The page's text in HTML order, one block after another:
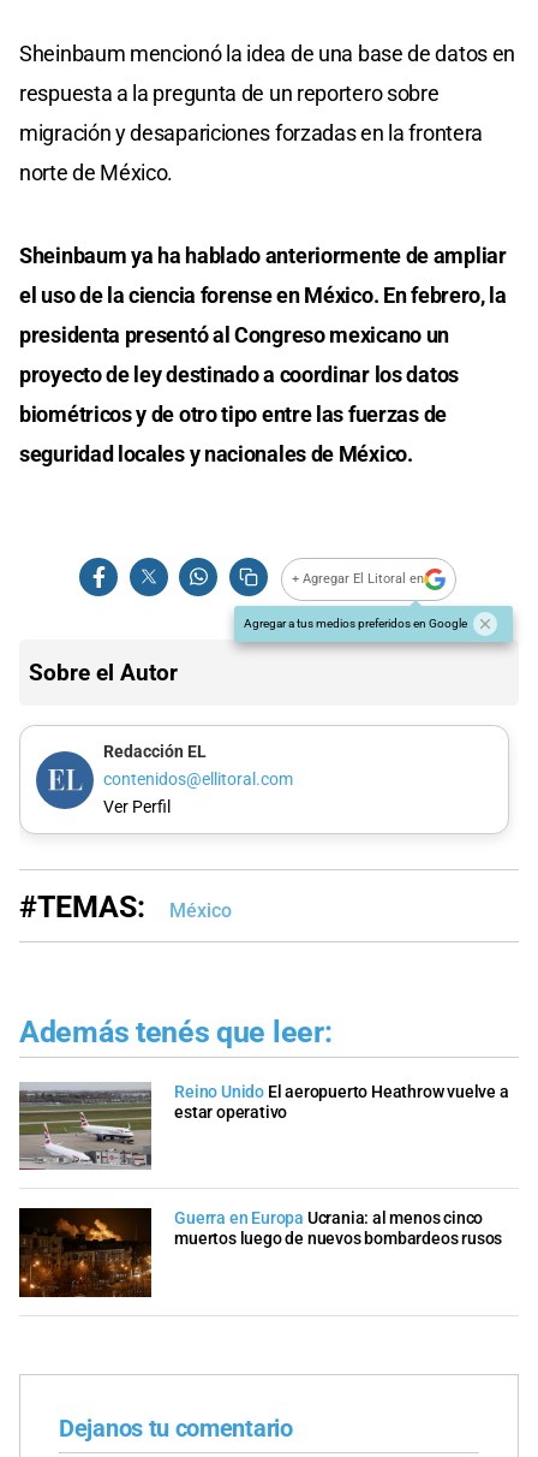
Sheinbaum mencionó la idea de una base de datos en
respuesta a la pregunta de un reportero sobre
migración y desapariciones forzadas en la frontera
norte de México.
Sheinbaum ya ha hablado anteriormente de ampliar
el uso de la ciencia forense en México. En febrero, la
presidenta presentó al Congreso mexicano un
proyecto de ley destinado a coordinar los datos
biométricos y de otro tipo entre las fuerzas de
seguridad locales y nacionales de México.
+ Agregar El Litoral en
Agregar a tus medios preferidos en Google
Sobre el Autor
Redacción EL
contenidos@ellitoral.com
Ver Perfil
#TEMAS: México
Además tenés que leer:
Reino Unido El aeropuerto Heathrow vuelve a
estar operativo
Guerra en Europa Ucrania: al menos cinco
muertos luego de nuevos bombardeos rusos
Dejanos tu comentario